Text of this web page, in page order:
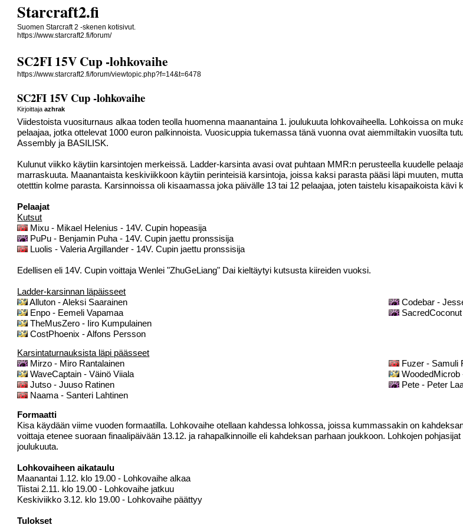
Starcraft2.fi
Suomen Starcraft 2 -skenen kotisivut.
https://www.starcraft2.fi/forum/
SC2FI 15V Cup -lohkovaihe
https://www.starcraft2.fi/forum/viewtopic.php?f=14&t=6478
SC2FI 15V Cup -lohkovaihe
Kirjoittajaazhrak
Viidestoista vuositurnaus alkaa toden teolla huomenna maanantaina 1. joulukuuta lohkovaiheella. Lohkoissa on
pelaajaa, jotka ottelevat 1000 euron palkinnoista. Vuosicuppia tukemassa tänä vuonna ovat aiemmiltakin vuosilta
Assembly ja BASILISK.
Kulunut viikko käytiin karsintojen merkeissä. Ladder-karsinta avasi ovat puhtaan MMR:n perusteella kuudelle
marraskuuta. Maanantaista keskiviikkoon käytiin perinteisiä karsintoja, joissa kaksi parasta pääsi läpi muuten,
otetttin kolme parasta. Karsinnoissa oli kisaamassa joka päivälle 13 tai 12 pelaajaa, joten taistelu kisapaikoista kävi
Pelaajat
Kutsut
Mixu - Mikael Helenius - 14V. Cupin hopeasija
PuPu - Benjamin Puha - 14V. Cupin jaettu pronssisija
Luolis - Valeria Argillander - 14V. Cupin jaettu pronssisija
Edellisen eli 14V. Cupin voittaja Wenlei "ZhuGeLiang" Dai kieltäytyi kutsusta kiireiden vuoksi.
Ladder-karsinnan läpäisseet
Alluton - Aleksi Saarainen
Enpo - Eemeli Vapamaa
TheMusZero - Iiro Kumpulainen
CostPhoenix - Alfons Persson
Codebar -
Karsintaturnauksista läpi päässeet
Mirzo - Miro Rantalainen
WaveCaptain - Väinö Viiala
Jutso - Juuso Ratinen
Naama - Santeri Lahtinen
Fuzer - Samuli
WoodedMicrob
Pete - Peter
Formaatti
Kisa käydään viime vuoden formaatilla. Lohkovaihe otellaan kahdessa lohkossa, joissa kummassakin on
voittaja etenee suoraan finaalipäivään 13.12. ja rahapalkinnoille eli kahdeksan parhaan joukkoon. Lohkojen
joulukuuta.
Lohkovaiheen aikataulu
Maanantai 1.12. klo 19.00 - Lohkovaihe alkaa
Tiistai 2.11. klo 19.00 - Lohkovaihe jatkuu
Keskiviikko 3.12. klo 19.00 - Lohkovaihe päättyy
Tulokset